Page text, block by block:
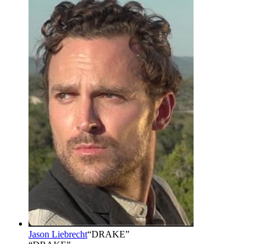
Jason Liebrecht“DRAKE”